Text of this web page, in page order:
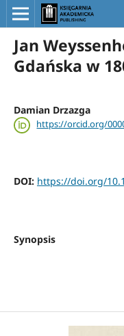
Jan
Gdańska w
Damian Drzazga
https://orcid.org/
DOI: https://doi.org/
Synopsis